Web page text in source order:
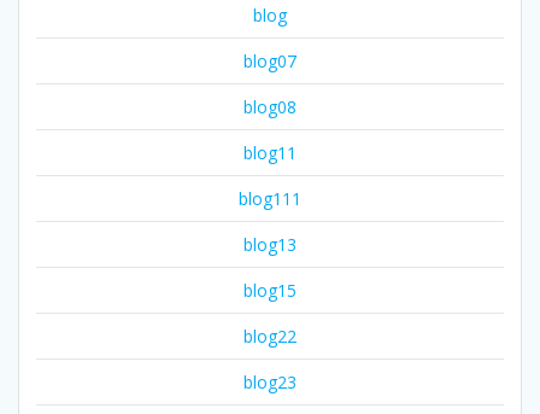
blog
blog07
blog08
blog11
blog111
blog13
blog15
blog22
blog23